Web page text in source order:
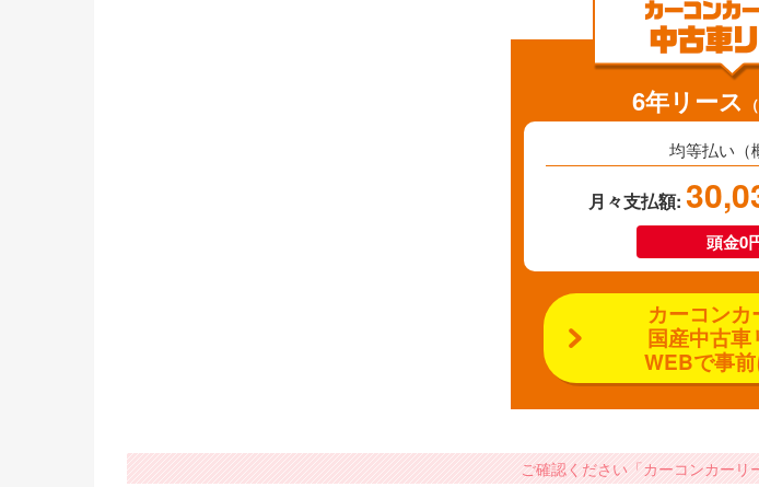
6年リース
均等払い（
月々支払額:
頭金0
カーコンカ
国産中古車
WEBで事
ご確認ください「カーコンカーリ